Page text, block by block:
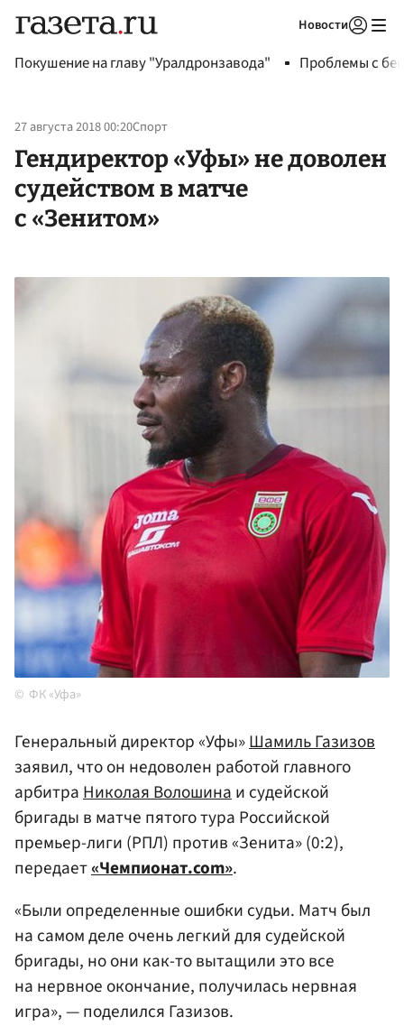
Новости
Покушение на главу "Уралдронзавода" Проблемы с
27 августа 2018 00:20Спорт
Гендиректор «Уфы» не доволен
судейством в матче
с «Зенитом»
ФК «Уфа»
Генеральный директор «Уфы»Шамиль Газизов
заявил, что он недоволен работой главного
арбитраНиколая Волошинаи судейской
бригады в матче пятого тура Российской
премьер-лиги (РПЛ) против «Зенита» (0:2),
передает«Чемпионат.com».
«Были определенные ошибки судьи. Матч был
на самом деле очень легкий для судейской
бригады, но они как-то вытащили это все
на нервное окончание, получилась нервная
игра», — поделился Газизов.